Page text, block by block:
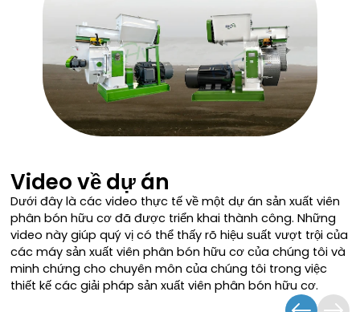
Video về dự án
Dưới đây là các video thực tế về một dự án sản xuất viên
phân bón hữu cơ đã được triển khai thành công. Những
video này giúp quý vị có thể thấy rõ hiệu suất vượt trội của
các máy sản xuất viên phân bón hữu cơ của chúng tôi và
minh chứng cho chuyên môn của chúng tôi trong việc
thiết kế các giải pháp sản xuất viên phân bón hữu cơ.